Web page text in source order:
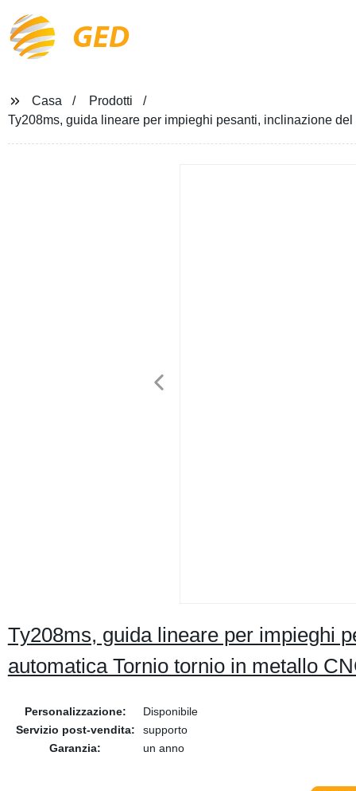
GED
Casa
Prodotti
Ty208ms, guida lineare per impieghi pesanti, inclinazione
Ty208ms, guida lineare per impieghi
automatica Tornio tornio in metallo
Personalizzazione:
Disponibile
Servizio post-vendita:
supporto
Garanzia:
un anno